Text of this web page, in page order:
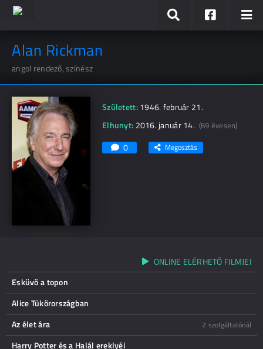
Alan Rickman
angol rendező, színész
Született:1946. február 21.
Elhunyt: 2016. január 14. (69 évesen)
0 Megosztás
ONLINE ELÉRHETŐ FILMJEI
Esküvö a topon
Alice Tükörországban
Az élet ára
2 szolgáltatónál
Harry Potter és a Halál ereklyéi